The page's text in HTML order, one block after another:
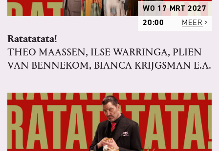
WO 17 MRT 2027
20:00
MEER
Ratatatata!
THEO MAASSEN, ILSE WARRINGA, PLIEN
VAN BENNEKOM, BIANCA KRIJGSMAN E.A.